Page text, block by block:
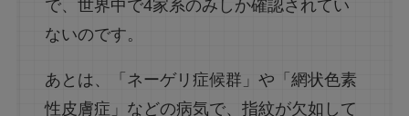
で、世界中で4家系のみしか確認されてい
ないのです。
あとは、「ネーゲリ症候群」や「網状色素
性皮膚症」などの病気で、指紋が欠如して